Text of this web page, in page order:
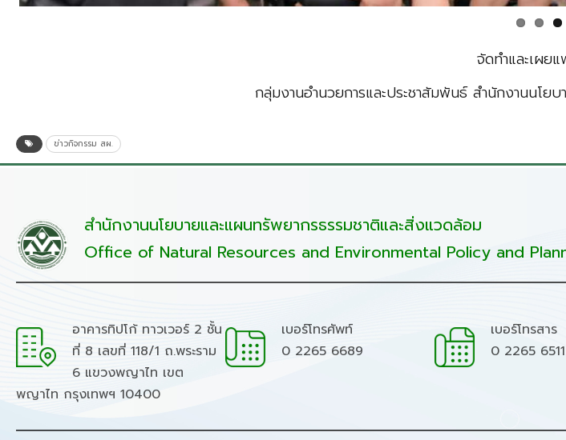
จัดทำและเผย
กลุ่มงานอำนวยการและประชาสัมพันธ์ สำนักงานนโย
ข่าวกิจกรรม สผ.
สำนักงานนโยบายและแผนทรัพยากรธรรมชาติและสิ่งแวดล้อม
Office of Natural Resources and Environmental Policy and
อาคารทิปโก้ ทาวเวอร์ 2 ชั้น
ที่ 8 เลขที่ 118/1 ถ.พระราม
6 แขวงพญาไท เขต
พญาไท กรุงเทพฯ 10400
เบอร์โทรศัพท์
0 2265 6689
เบอร์โทรสาร
0 2265 6511